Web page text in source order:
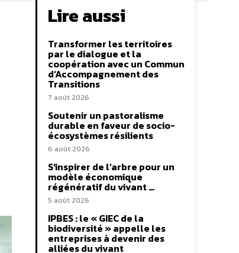
Lire aussi
Transformer les territoires
par le dialogue et la
coopération avec un Commun
d’Accompagnement des
Transitions
7 août 2026
Soutenir un pastoralisme
durable en faveur de socio-
écosystèmes résilients
6 août 2026
S’inspirer de l’arbre pour un
modèle économique
régénératif du vivant …
5 août 2026
IPBES : le « GIEC de la
biodiversité » appelle les
entreprises à devenir des
alliées du vivant